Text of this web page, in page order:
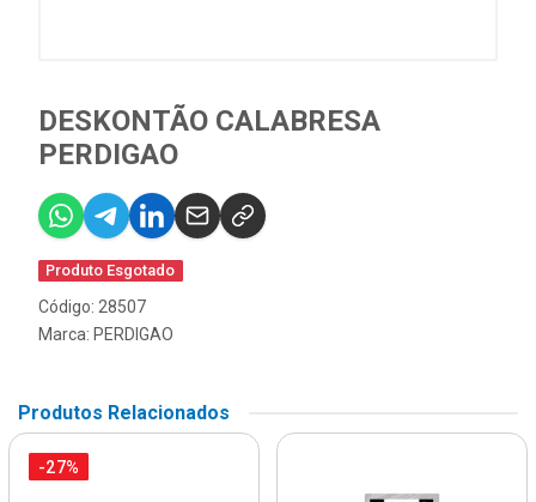
DESKONTÃO CALABRESA
PERDIGAO
Produto Esgotado
Código: 28507
Marca: PERDIGAO
Produtos Relacionados
-27%